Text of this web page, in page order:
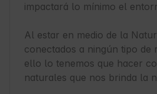
impactará lo mínimo el
Al estar en medio de la
conectados a ningún tipo de
ello lo tenemos que hacer
naturales que nos brinda la